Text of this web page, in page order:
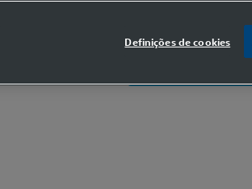
Definições de cookies